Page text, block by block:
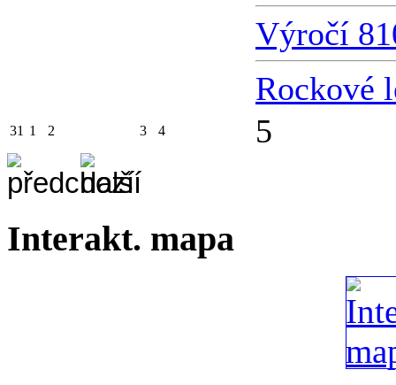
Výročí
Rockové
31 1 2 3 4 5
Interakt. mapa